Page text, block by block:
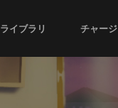
ライブラリ チャージ